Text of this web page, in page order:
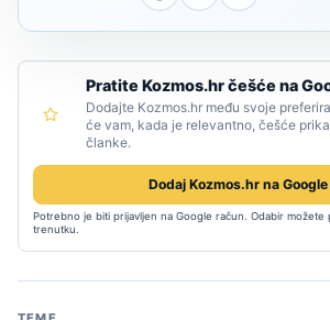
Pratite Kozmos.hr češće na
Dodajte Kozmos.hr među svoje
će vam, kada je relevantno, češće
članke.
Dodaj Kozmos.hr na Google
Potrebno je biti prijavljen na Google račun. Odabir možete
trenutku.